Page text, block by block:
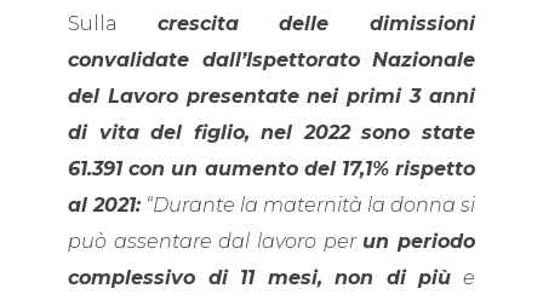
Sulla crescita delle dimissioni
convalidate dall’Ispettorato Nazionale
del Lavoro presentate nei primi 3 anni
di vita del figlio, nel 2022 sono state
61.391 con un aumento del 17,1% rispetto
al 2021: “Durante la maternità la donna si
può assentare dal lavoro per un periodo
complessivo di 11 mesi, non di più e